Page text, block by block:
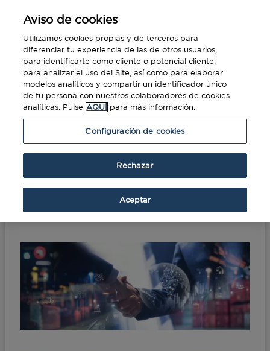
Portada»España, foco del comercio de
España, foco del
comercio de servicios
Aviso de cookies
Utilizamos cookies propias y de terceros para
diferenciar tu experiencia de las de otros usuarios,
para identificarte como cliente o potencial cliente,
para analizar el uso del Site, así como para elaborar
modelos analíticos y compartir un identificador único
de tu persona con nuestros colaboradores de cookies
analíticas. Pulse AQUÍ para más información.
Configuración de cookies
Rechazar
Aceptar